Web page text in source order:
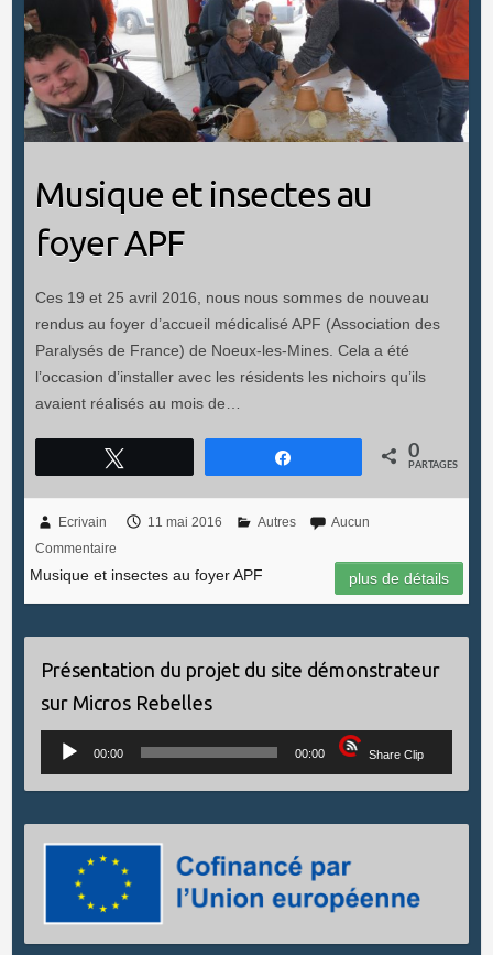
Musique et insectes au
foyer APF
Ces 19 et 25 avril 2016, nous nous sommes de nouveau
rendus au foyer d’accueil médicalisé APF (Association des
Paralysés de France) de Noeux-les-Mines. Cela a été
l’occasion d’installer avec les résidents les nichoirs qu’ils
avaient réalisés au mois de…
0
PARTAGES
Ecrivain 11 mai 2016 Autres
Aucun
Commentaire
Musique et insectes au foyer APF plus de détails
Présentation du projet du site démonstrateur
sur Micros Rebelles
Lecteur
00:00 00:00 Share Clip